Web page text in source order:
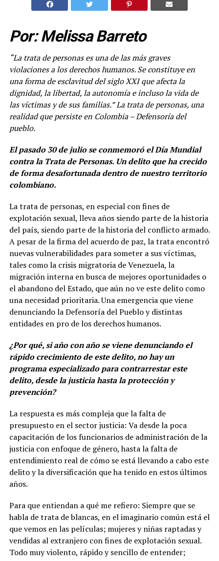
Por: Melissa Barreto
“La trata de personas es una de las más graves
violaciones a los derechos humanos. Se constituye en
una forma de esclavitud del siglo XXI que afecta la
dignidad, la libertad, la autonomía e incluso la vida de
las víctimas y de sus familias.” La trata de personas, una
realidad que persiste en Colombia– Defensoría del
pueblo.
El pasado 30 de julio se conmemoró el Día Mundial
contra la Trata de Personas. Un delito que ha crecido
de forma desafortunada dentro de nuestro territorio
colombiano.
La trata de personas, en especial con fines de
explotación sexual, lleva años siendo parte de la historia
del país, siendo parte de la historia del conflicto armado.
A pesar de la firma del acuerdo de paz, la trata encontró
nuevas vulnerabilidades para someter a sus víctimas,
tales como la crisis migratoria de Venezuela, la
migración interna en busca de mejores oportunidades o
el abandono del Estado, que aún no ve este delito como
una necesidad prioritaria. Una emergencia que viene
denunciando la Defensoría del Pueblo y distintas
entidades en pro de los derechos humanos.
¿Por qué, si año con año se viene denunciando el
rápido crecimiento de este delito, no hay un
programa especializado para contrarrestar este
delito, desde la justicia hasta la protección y
prevención?
La respuesta es más compleja que la falta de
presupuesto en el sector justicia: Va desde la poca
capacitación de los funcionarios de administración de la
justicia con enfoque de género, hasta la falta de
entendimiento real de cómo se está llevando a cabo este
delito y la diversificación que ha tenido en estos últimos
años.
Para que entiendan a qué me refiero: Siempre que se
habla de trata de blancas, en el imaginario común está el
que vemos en las películas; mujeres y niñas raptadas y
vendidas al extranjero con fines de explotación sexual.
Todo muy violento, rápido y sencillo de entender;